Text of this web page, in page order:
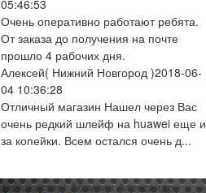
05:46:53
Очень оперативно работают ребята.
От заказа до получения на почте
прошло 4 рабочих дня.
Алексей( Нижний Новгород )2018-06-
04 10:36:28
Отличный магазин Нашел через Вас
очень редкий шлейф на huawei еще и
за копейки. Всем остался очень д...
web-мастер:Аблизин Александр